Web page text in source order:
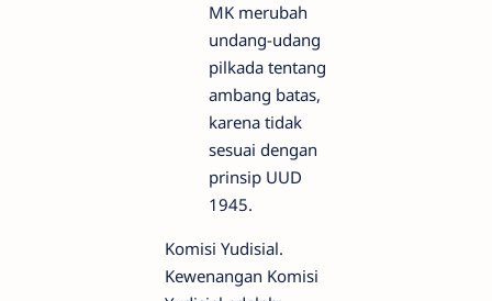
MK merubah
undang-udang
pilkada tentang
ambang batas,
karena tidak
sesuai dengan
prinsip UUD
1945.
Komisi Yudisial.
Kewenangan Komisi